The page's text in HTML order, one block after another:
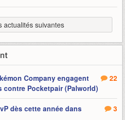
actualités suivantes
22
Company engagent
Pocketpair (Palworld)
3
dès cette année dans